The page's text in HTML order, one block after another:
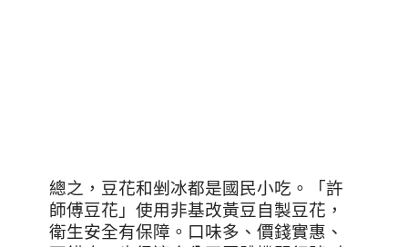
總之，豆花和剉冰都是國民小吃。「許
師傅豆花」使用非基改黃豆自製豆花，
衛生安全有保障。口味多、價錢實惠、